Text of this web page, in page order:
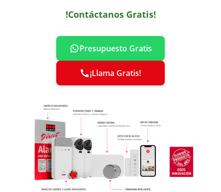
!Contáctanos Gratis!
Presupuesto Gratis
¡Llama Gratis!